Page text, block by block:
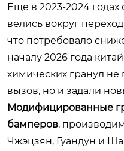
Еще в 2023-2024
велись вокруг
что потребовало
началу 2026 года
химических гранул не
вызов, но и задали
Модифицированные
бамперов,
Чжэцзян, Гуандун и